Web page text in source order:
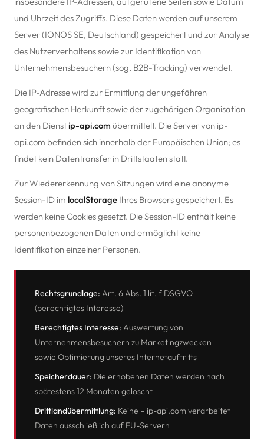
und Uhrzeit des Zugriffs. Diese Daten werden auf unserem
Server (IONOS SE, Deutschland) gespeichert und zur Analyse
des Nutzerverhaltens sowie zur Identifikation von
Unternehmensbesuchern (sog. B2B-Tracking) verwendet.
Die IP-Adresse wird zur Ermittlung der ungefähren
geografischen Herkunft sowie der zugehörigen Organisation
an den Dienstip-api.com übermittelt. Die Server von ip-
api.com befinden sich innerhalb der Europäischen Union; es
findet kein Datentransfer in Drittstaaten statt.
Zur Wiedererkennung von Sitzungen wird eine anonyme
Session-ID im localStorage Ihres Browsers gespeichert. Es
werden keine Cookies gesetzt. Die Session-ID enthält keine
personenbezogenen Daten und ermöglicht keine
Identifikation einzelner Personen.
Rechtsgrundlage: Art. 6 Abs. 1 lit. f DSGVO
(berechtigtes Interesse)
Berechtigtes Interesse: Auswertung von
Unternehmensbesuchern zu Marketingzwecken
sowie Optimierung unseres Internetauftritts
Speicherdauer: Die erhobenen Daten werden nach
spätestens 12 Monaten gelöscht
Drittlandübermittlung: Keine – ip-api.com verarbeitet
Daten ausschließlich auf EU-Servern